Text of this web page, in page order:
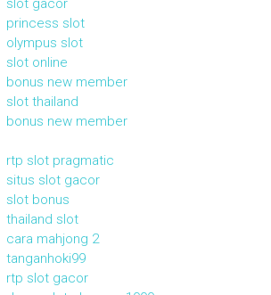
slot gacor
princess slot
olympus slot
slot online
bonus new member
slot thailand
bonus new member
rtp slot pragmatic
situs slot gacor
slot bonus
thailand slot
cara mahjong 2
tanganhoki99
rtp slot gacor